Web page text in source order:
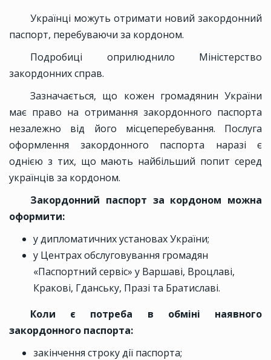
Українці можуть отримати новий закордонний
паспорт, перебуваючи за кордоном.
Подробиці оприлюднило Міністерство
закордонних справ.
Зазначається, що кожен громадянин України
має право на отримання закордонного паспорта
незалежно від його місцеперебування. Послуга
оформлення закордонного паспорта наразі є
однією з тих, що мають найбільший попит серед
українців за кордоном.
Закордонний паспорт за кордоном можна
оформити:
у дипломатичних установах України;
у Центрах обслуговування громадян
«Паспортний сервіс» у Варшаві, Вроцлаві,
Кракові, Гданську, Празі та Братиславі.
Коли є потреба в обміні наявного
закордонного паспорта:
закінчення строку дії паспорта;